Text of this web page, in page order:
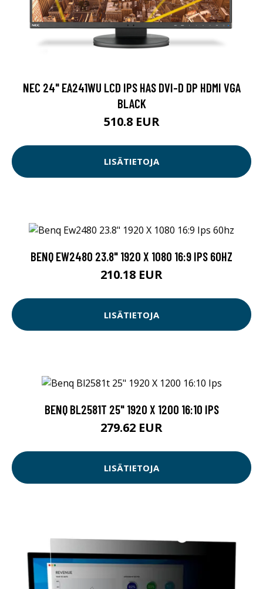
NEC 24" EA241WU LCD IPS HAS DVI-D DP HDMI VGA
BLACK
510.8 EUR
LISÄTIETOJA
BENQ EW2480 23.8" 1920 X 1080 16:9 IPS 60HZ
210.18 EUR
LISÄTIETOJA
BENQ BL2581T 25" 1920 X 1200 16:10 IPS
279.62 EUR
LISÄTIETOJA